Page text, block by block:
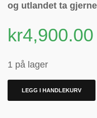
og utlandet ta
kr4,900.00
1 på lager
LEGG I HANDLEKURV